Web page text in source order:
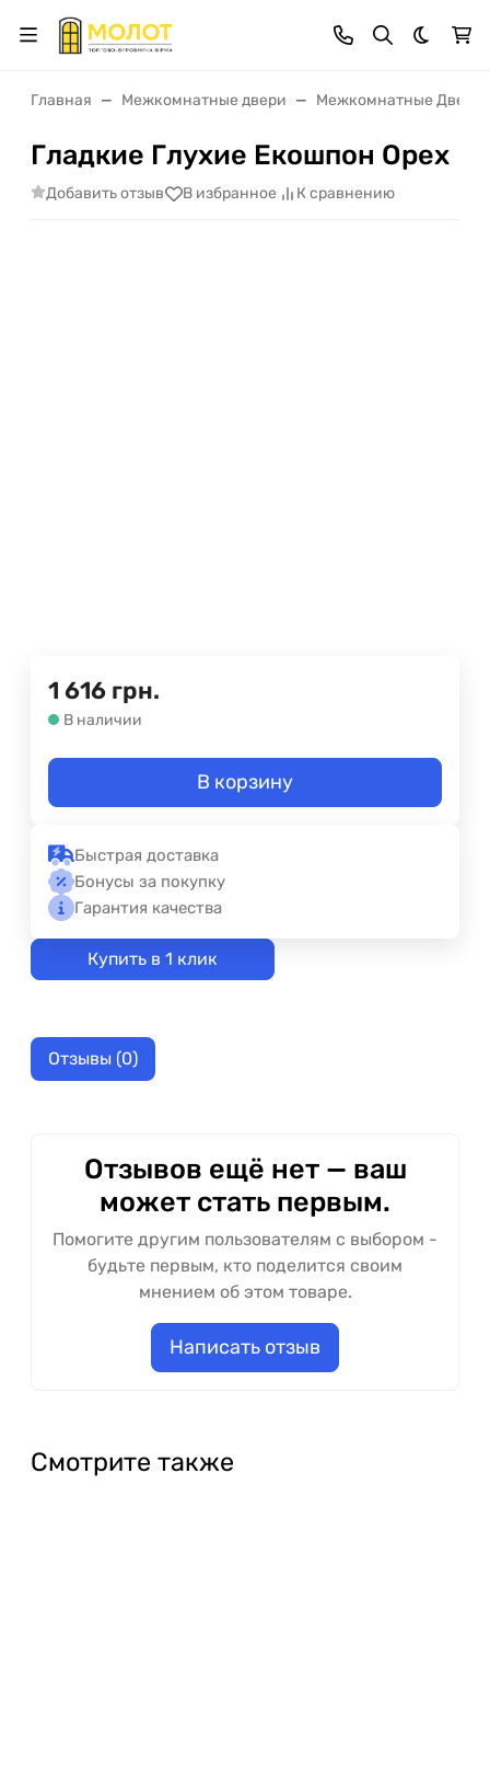
Темная
Главная Межкомнатные двери Межкомнатные Двери
Гладкие Глухие Екошпон Орех
Добавить отзыв В избранное К сравнению
1 616 грн.
В наличии
В корзину
Быстрая доставка
Бонусы за покупку
Гарантия качества
Купить в 1 клик
Отзывы (0)
Отзывов ещё нет — ваш
может стать первым.
Помогите другим пользователям с выбором -
будьте первым, кто поделится своим
мнением об этом товаре.
Написать отзыв
Смотрите также